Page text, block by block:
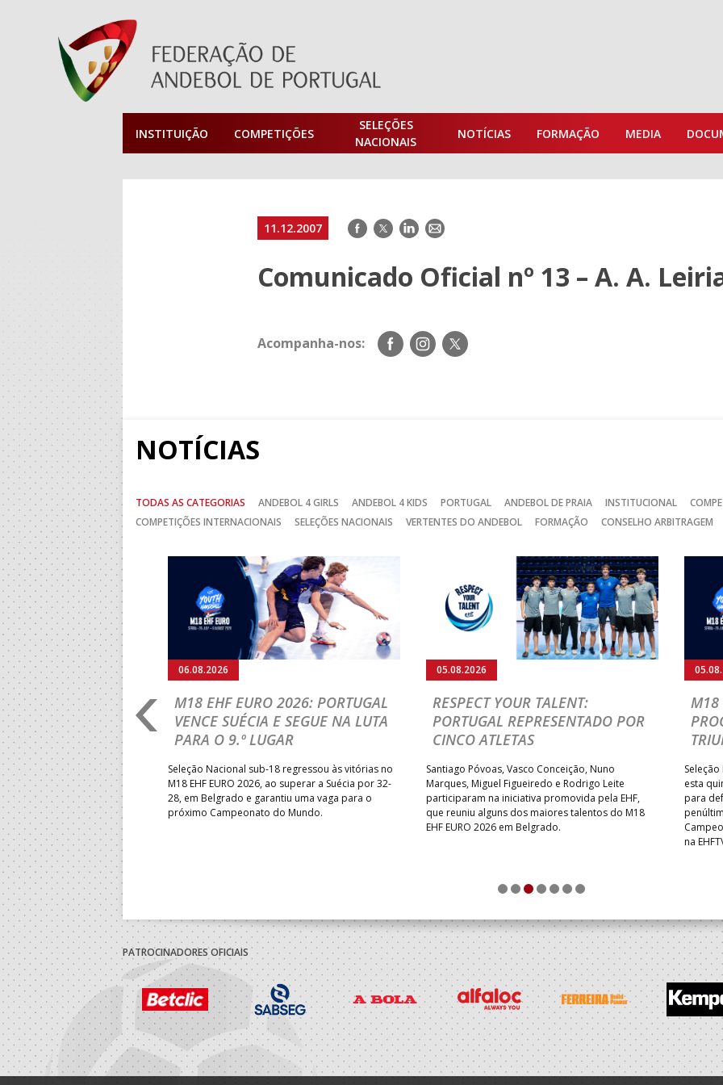
INSTITUIÇÃO COMPETIÇÕES
SELEÇÕES
NACIONAIS
NOTÍCIAS FORMAÇÃO MEDIA
11.12.2007 Facebook
TwitterLinkedIn
E-
Comunicado Oficial nº 13 – A. A.
Acompanha-nos:
Siga-
nos
Siga-
nos
Siga-
nos
NOTÍCIAS
TODAS AS CATEGORIAS ANDEBOL 4 GIRLS ANDEBOL 4 KIDS PORTUGAL ANDEBOL DE PRAIA INSTITUCIONAL
COMPETIÇÕES INTERNACIONAIS
SELEÇÕES NACIONAIS VERTENTES DO ANDEBOL FORMAÇÃO CONSELHO ARBITRAGEM
CHAMPIONSHIP:
PARA A EQUIPA
o Brasil, em Ramnicu
apuramento dos lugares 17
confortável das jogadoras
06.08.2026
M18 EHF EURO 2026: PORTUGAL
VENCE SUÉCIA E SEGUE NA LUTA
PARA O 9.º LUGAR
Seleção Nacional sub-18 regressou às vitórias no
M18 EHF EURO 2026, ao superar a Suécia por 32-
28, em Belgrado e garantiu uma vaga para o
próximo Campeonato do Mundo.
05.08.2026
RESPECT YOUR TALENT:
PORTUGAL REPRESENTADO POR
CINCO ATLETAS
Santiago Póvoas, Vasco Conceição, Nuno
Marques, Miguel Figueiredo e Rodrigo Leite
participaram na iniciativa promovida pela EHF,
que reuniu alguns dos maiores talentos do M18
EHF EURO 2026 em Belgrado.
M18
esta
para
na
1 2 3 4 5 6 7
PATROCINADORES OFICIAIS